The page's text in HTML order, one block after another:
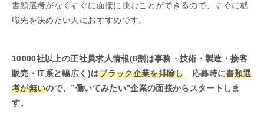
書類選考がなくすぐに面接に挑むことができるので、すぐに就
職先を決めたい人におすすめです。
10000社以上の正社員求人情報(8割は事務・技術・製造・接客
販売・IT系と幅広く)はブラック企業を排除し、 応募時に書類選
考が無いので、”働いてみたい”企業の面接からスタートしま
す。